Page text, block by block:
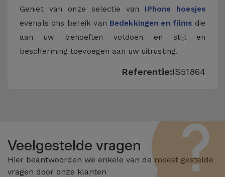
Geniet van onze selectie van IPhone hoesjes
evenals ons bereik van Bedekkingen en films die
aan uw behoeften voldoen en stijl en
bescherming toevoegen aan uw uitrusting.
Referentie:IS51864
Veelgestelde vragen
Hier beantwoorden we enkele van de meest gestelde
vragen door onze klanten